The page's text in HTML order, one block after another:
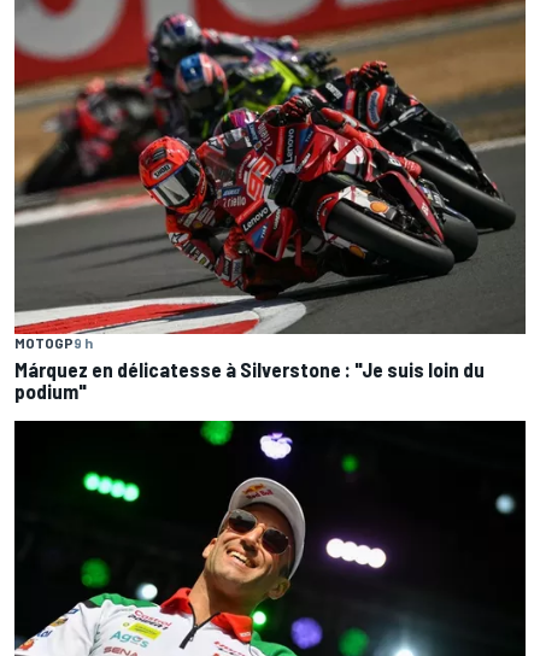
MOTOGP9 h
Márquez en délicatesse à Silverstone : "Je suis loin du
podium"